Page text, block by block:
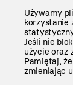
Używamy
korzystanie
Jeśli nie
użycie oraz
Pamiętaj,
zmieniając